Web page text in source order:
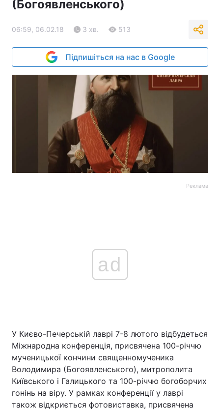
(Богоявленського)
06:59, 06.02.18 3 хв. 513
Підпишіться на нас в Google
Реклама
ad
У Києво-Печерській лаврі 7-8 лютого відбудеться
Міжнародна конференція, присвячена 100-річчю
мученицької кончини священномученика
Володимира (Богоявленського), митрополита
Київського і Галицького та 100-річчю богоборчих
гонінь на віру. У рамках конференції у лаврі
також відкриється фотовиставка, присвячена